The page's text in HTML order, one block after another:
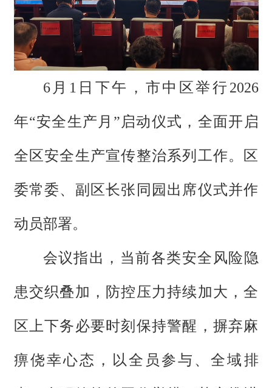
6月1日下午，市中区举行2026
年“安全生产月”启动仪式，全面开启
全区安全生产宣传整治系列工作。区
委常委、副区长张同园出席仪式并作
动员部署。
会议指出，当前各类安全风险隐
患交织叠加，防控压力持续加大，全
区上下务必要时刻保持警醒，摒弃麻
痹侥幸心态，以全员参与、全域排